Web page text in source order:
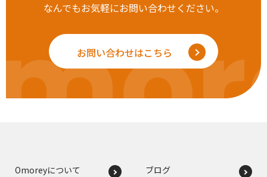
なんでもお気軽にお問い合わせください。
お問い合わせはこちら
Omoreyについて ブログ